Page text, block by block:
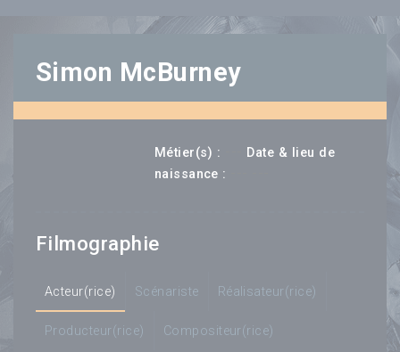
Simon McBurney
Métier(s) :
Date & lieu de
naissance :
Filmographie
Acteur(rice) Scénariste Réalisateur(rice)
Producteur(rice) Compositeur(rice)